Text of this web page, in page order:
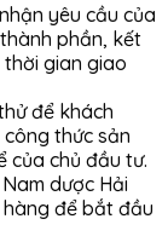
yêu cầu của
phần, kết
gian giao
để khách
thức sản
của chủ đầu tư.
dược Hải
để bắt đầu